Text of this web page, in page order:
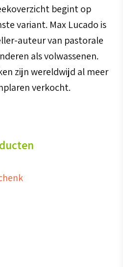
begint op
variant. Max Lucado is
auteur van pastorale
als volwassenen.
zijn wereldwijd al meer
verkocht.